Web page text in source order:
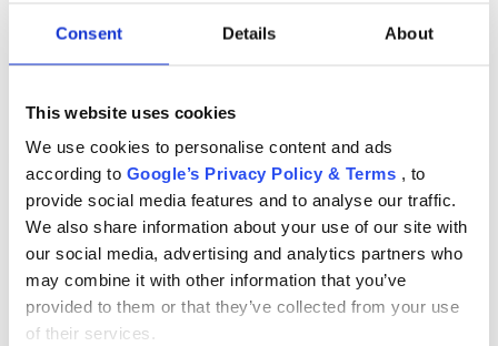
Consent Details About
This website uses cookies
We use cookies to personalise content and ads
according to Google’s Privacy Policy & Terms , to
provide social media features and to analyse our traffic.
We also share information about your use of our site with
our social media, advertising and analytics partners who
may combine it with other information that you’ve
provided to them or that they’ve collected from your use
of their services.
За нас
Шоурум
Депозит
МАРКИ
Добави в любими
BRITAX ROMER
Код на продукта:2000038914
Доставка до България и Европейския съюз
Куриерска доставка в България и Европейския
съюз. Всички поръчки се изпращат от Румъния,
директно до клиента.
Подробности